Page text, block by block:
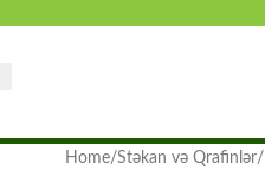
Home Stəkan və Qrafinlər